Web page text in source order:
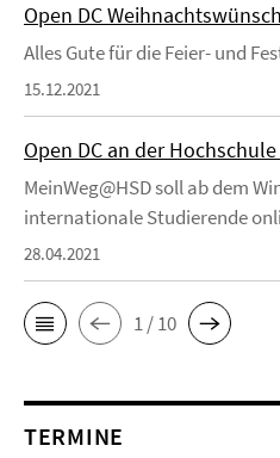
Open DC
Alles Gute für die Feier- und
15.12.2021
Open DC an der
MeinWeg@HSD soll ab dem
internationale Studierende
28.04.2021
1 / 10
TERMINE